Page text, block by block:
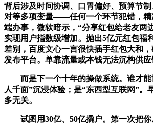
背后涉及时间协调、口胃偏好、预算节
对等多项变量——任何一个环节犯错，精
端办事，微软暗示，“分享红包给老友两
实现用户指数级增加。抛出5亿元红包福
差别，百度文心一言很快插手红包大和
发布平台。单靠流量或本钱无法沉构供应
而是下一个十年的操做系统。谁才能
人千面”沉浸体验；是“东西型互联网”。
多无关。
试图用30亿、50亿撬户。第一次把你